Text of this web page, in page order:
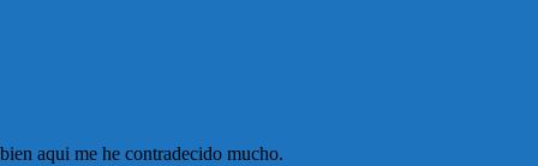
aqui me he contradecido mucho.